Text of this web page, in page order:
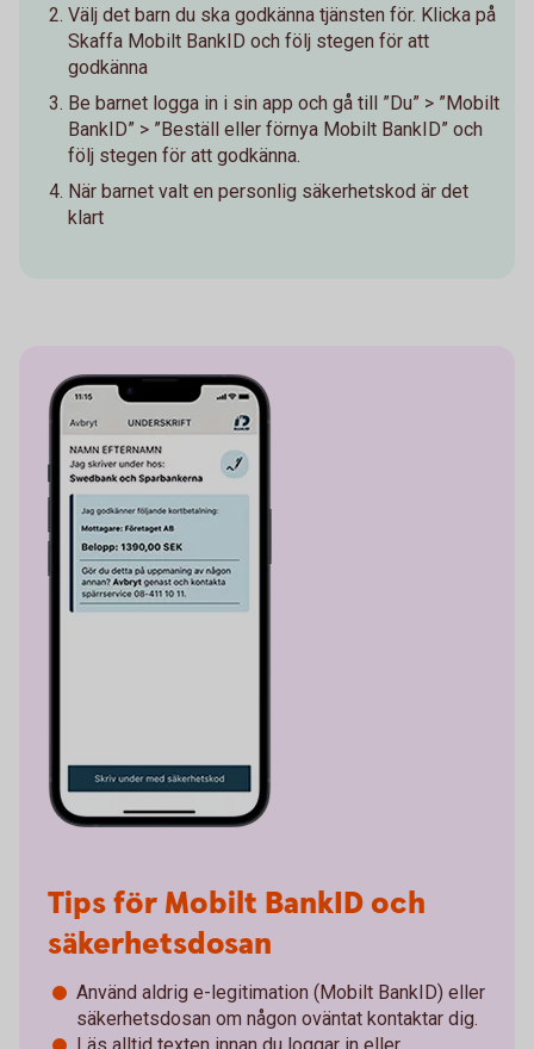
Välj det barn du ska godkänna tjänsten för. Klicka på
Skaffa Mobilt BankID och följ stegen för att
godkänna
Be barnet logga in i sin app och gå till ”Du” > ”Mobilt
BankID” > ”Beställ eller förnya Mobilt BankID” och
följ stegen för att godkänna.
När barnet valt en personlig säkerhetskod är det
klart
Tips för Mobilt BankID och
säkerhetsdosan
Använd aldrig e-legitimation (Mobilt BankID) eller
säkerhetsdosan om någon oväntat kontaktar dig.